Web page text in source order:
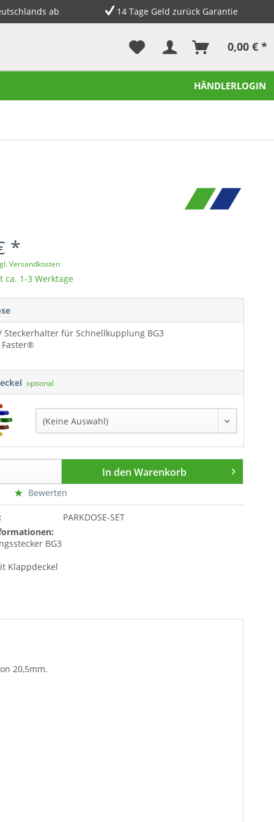
ab
14 Tage Geld zurück Garantie
0,00 € *
HÄNDLERLOGIN
*
Versandkosten
ca. 1-3 Werktage
Steckerhalter für Schnellkupplung BG3
Faster®
optional
In den Warenkorb
Bewerten
PARKDOSE-SET
BG3
Klappdeckel
20,5mm.